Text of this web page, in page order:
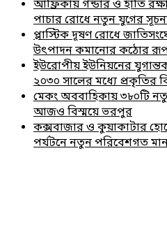
আফ্রিকায় গন্ডার ও হাতি
পাচার রোধে নতুন যুগের
প্লাস্টিক দূষণ রোধে
উৎপাদন কমানোর কঠোর
ইউরোপীয় ইউনিয়নের
২০৩০ সালের মধ্যে প্রকৃতির
মেকং অববাহিকায় ৩৮০টি
আজও বিস্ময়ে ভরপুর
কক্সবাজার ও কুয়াকাটার
পর্যটনে নতুন পরিবেশগত